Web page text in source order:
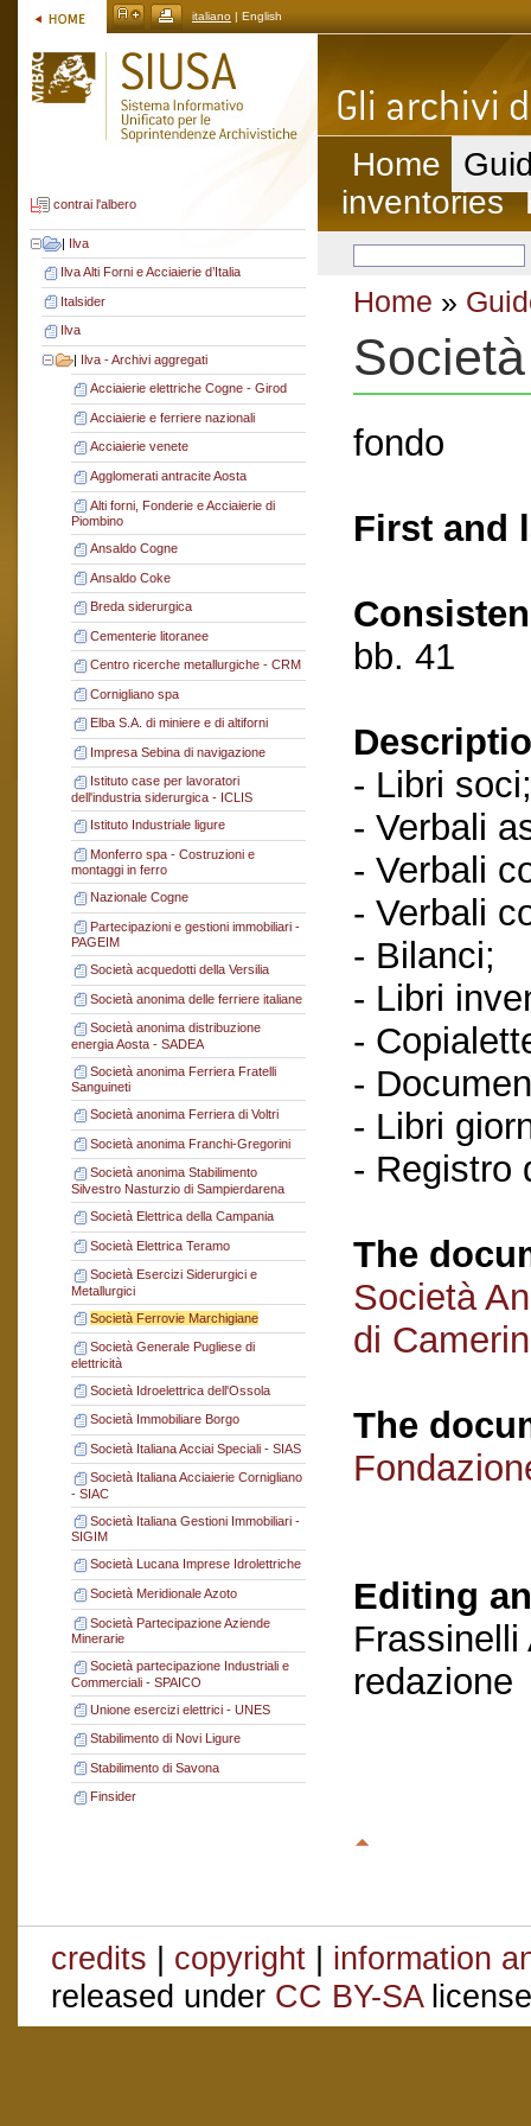
italiano | English
contrai l'albero
| Ilva
Ilva Alti Forni e Acciaierie d’Italia
Italsider
Ilva
| Ilva - Archivi aggregati
Acciaierie elettriche Cogne - Girod
Acciaierie e ferriere nazionali
Acciaierie venete
Agglomerati antracite Aosta
Alti forni, Fonderie e Acciaierie di
Piombino
Ansaldo Cogne
Ansaldo Coke
Breda siderurgica
Cementerie litoranee
Centro ricerche metallurgiche - CRM
Cornigliano spa
Elba S.A. di miniere e di altiforni
Impresa Sebina di navigazione
Istituto case per lavoratori
dell'industria siderurgica - ICLIS
Istituto Industriale ligure
Monferro spa - Costruzioni e
montaggi in ferro
Nazionale Cogne
Partecipazioni e gestioni immobiliari -
PAGEIM
Società acquedotti della Versilia
Società anonima delle ferriere italiane
Società anonima distribuzione
energia Aosta - SADEA
Società anonima Ferriera Fratelli
Sanguineti
Società anonima Ferriera di Voltri
Società anonima Franchi-Gregorini
Società anonima Stabilimento
Silvestro Nasturzio di Sampierdarena
Società Elettrica della Campania
Società Elettrica Teramo
Società Esercizi Siderurgici e
Metallurgici
Società Ferrovie Marchigiane
Società Generale Pugliese di
elettricità
Società Idroelettrica dell'Ossola
Società Immobiliare Borgo
Società Italiana Acciai Speciali - SIAS
Società Italiana Acciaierie Cornigliano
- SIAC
Società Italiana Gestioni Immobiliari -
SIGIM
Società Lucana Imprese Idrolettriche
Società Meridionale Azoto
Società Partecipazione Aziende
Minerarie
Società partecipazione Industriali e
Commerciali - SPAICO
Unione esercizi elettrici - UNES
Stabilimento di Novi Ligure
Stabilimento di Savona
Finsider
Home
inventories
Home »
fondo
First and
bb. 41
- Libri soci;
- Verbali
- Verbali
- Verbali
- Bilanci;
- Libri
-
-
- Libri
- Registro
The
Società
di
The
Editing
Frassinelli
redazione
credits | copyright | information
released under CC BY-SA